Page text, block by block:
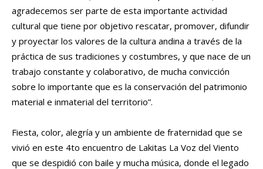
agradecemos ser parte de esta importante actividad
cultural que tiene por objetivo rescatar, promover, difundir
y proyectar los valores de la cultura andina a través de la
práctica de sus tradiciones y costumbres, y que nace de un
trabajo constante y colaborativo, de mucha convicción
sobre lo importante que es la conservación del patrimonio
material e inmaterial del territorio”.
Fiesta, color, alegría y un ambiente de fraternidad que se
vivió en este 4to encuentro de Lakitas La Voz del Viento
que se despidió con baile y mucha música, donde el legado